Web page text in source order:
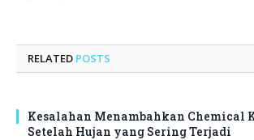
RELATED POSTS
Kesalahan Menambahkan Chemical
Setelah Hujan yang Sering Terjadi